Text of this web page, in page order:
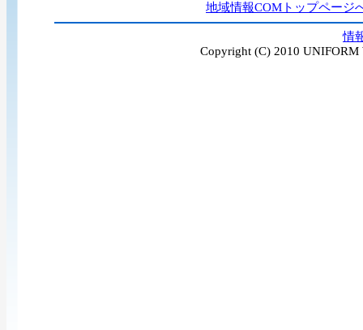
地域情報COMトップページ
情
Copyright (C) 2010